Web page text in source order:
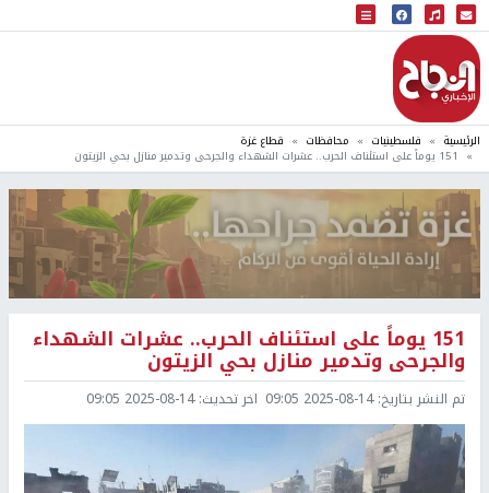
البث المباشر
إذاعة النجاح
الرئيسية فلسطينيات محافظات قطاع غزة
151 يوماً على استئناف الحرب.. عشرات الشهداء والجرحى وتدمير منازل بحي الزيتون
151 يوماً على استئناف الحرب.. عشرات الشهداء
والجرحى وتدمير منازل بحي الزيتون
تم النشر بتاريخ:2025-08-14 09:05 اخر تحديث:2025-08-14 09:05